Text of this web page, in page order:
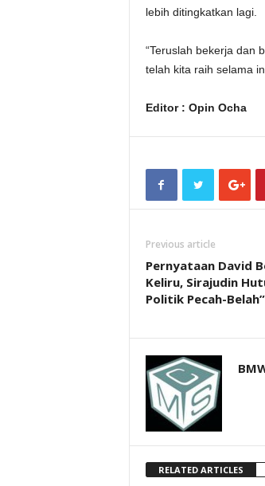
lebih ditingkatkan lagi.
“Teruslah bekerja dan
telah kita raih selama
Editor : Opin Ocha
Previous article
Pernyataan David
Keliru, Sirajudin
Politik Pecah-Belah”
RELATED ARTICLES